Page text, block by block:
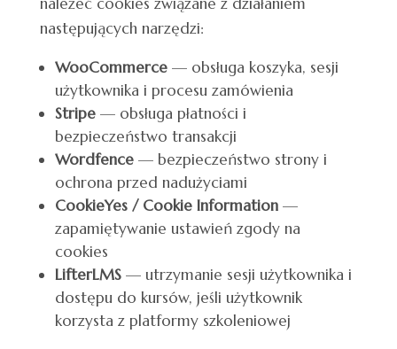
następujących narzędzi:
WooCommerce— obsługa koszyka, sesji
użytkownika i procesu zamówienia
Stripe— obsługa płatności i
bezpieczeństwo transakcji
Wordfence— bezpieczeństwo strony i
ochrona przed nadużyciami
CookieYes / Cookie Information—
zapamiętywanie ustawień zgody na
cookies
LifterLMS— utrzymanie sesji użytkownika i
dostępu do kursów, jeśli użytkownik
korzysta z platformy szkoleniowej